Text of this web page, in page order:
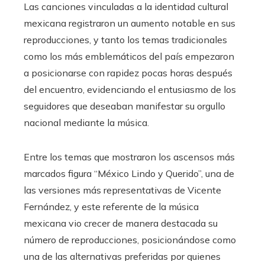
Las canciones vinculadas a la identidad cultural
mexicana registraron un aumento notable en sus
reproducciones, y tanto los temas tradicionales
como los más emblemáticos del país empezaron
a posicionarse con rapidez pocas horas después
del encuentro, evidenciando el entusiasmo de los
seguidores que deseaban manifestar su orgullo
nacional mediante la música.
Entre los temas que mostraron los ascensos más
marcados figura “México Lindo y Querido”, una de
las versiones más representativas de Vicente
Fernández, y este referente de la música
mexicana vio crecer de manera destacada su
número de reproducciones, posicionándose como
una de las alternativas preferidas por quienes